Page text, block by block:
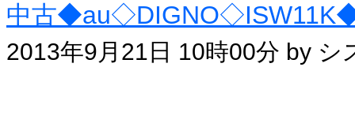
中古
2013年9月21日 10時00分 by